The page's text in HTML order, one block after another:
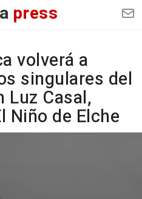
press
volverá a
singulares del
Luz Casal,
Niño de Elche